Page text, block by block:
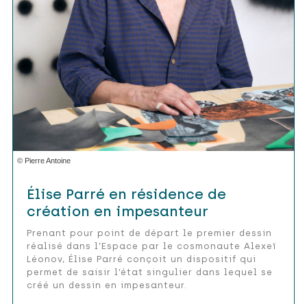
© Pierre Antoine
Élise Parré en résidence de
création en impesanteur
Prenant pour point de départ le premier dessin
réalisé dans l’Espace par le cosmonaute Alexeï
Léonov, Élise Parré conçoit un dispositif qui
permet de saisir l’état singulier dans lequel se
créé un dessin en impesanteur.